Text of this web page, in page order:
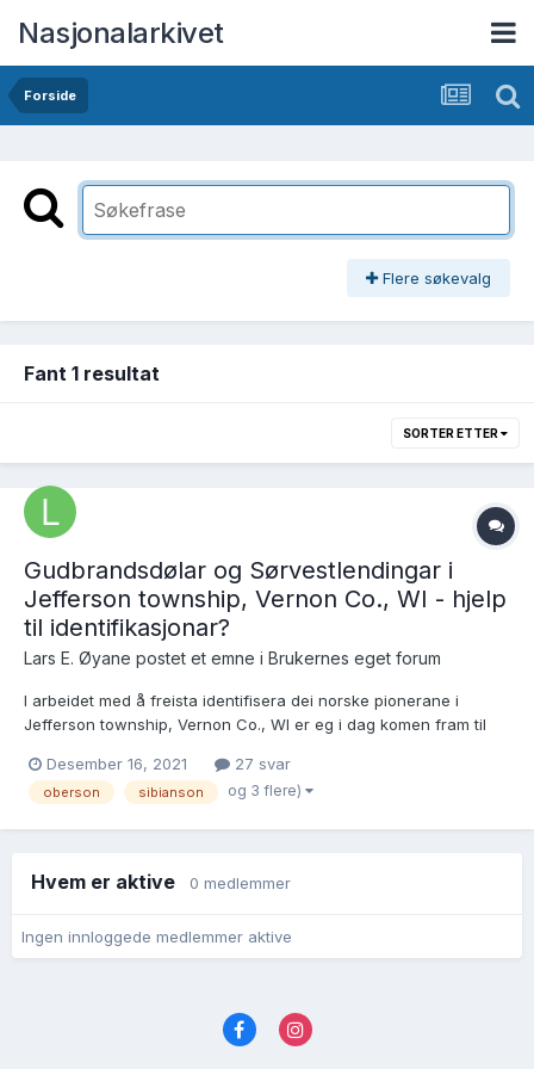
Nasjonalarkivet
Forside
Flere søkevalg
Fant 1 resultat
SORTER ETTER
Gudbrandsdølar og Sørvestlendingar i
Jefferson township, Vernon Co., WI - hjelp
til identifikasjonar?
Lars E. Øyane postet et emne i Brukernes eget forum
I arbeidet med å freista identifisera dei norske pionerane i
Jefferson township, Vernon Co., WI er eg i dag komen fram til
fast på detaljar om fleire huslydar:
https://www.familysearch.org/ark:/61903/3:1:S3HT-6P89-GV7...
Desember 16, 2021 27 svar
oberson sibianson og 3 flere)
Hvem er aktive 0 medlemmer
Ingen innloggede medlemmer aktive